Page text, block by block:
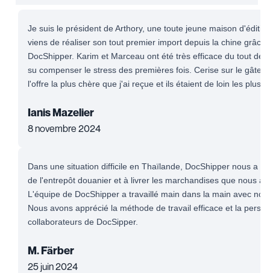
Je suis le président de Arthory, une toute jeune maison
viens de réaliser son tout premier import depuis la chine grâce
DocShipper. Karim et Marceau ont été très efficace du tout
su compenser le stress des premières fois. Cerise sur le
l'offre la plus chère que j'ai reçue et ils étaient de loin les plus
Ianis Mazelier
8 novembre 2024
Dans une situation difficile en Thaïlande, DocShipper nous a
de l'entrepôt douanier et à livrer les marchandises que nous
L'équipe de DocShipper a travaillé main dans la main avec
Nous avons apprécié la méthode de travail efficace et la
collaborateurs de DocSipper.
M. Färber
25 juin 2024